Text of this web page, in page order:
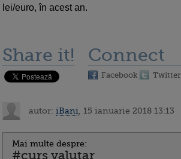
lei/euro, în acest an.
Share it! Connect
Facebook Twitter
autor: iBani , 15 ianuarie 2018 13:13
Mai multe despre:
#curs valutar